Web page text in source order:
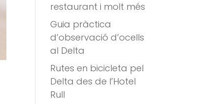
restaurant i molt més
Guia pràctica
d’observació d’ocells
al Delta
Rutes en bicicleta pel
Delta des de l’Hotel
Rull